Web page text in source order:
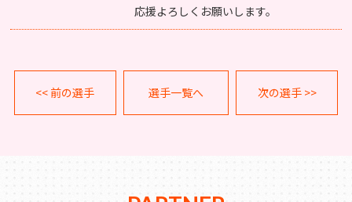
応援よろしくお願いします。
<< 前の選手 選手一覧へ 次の選手 >>